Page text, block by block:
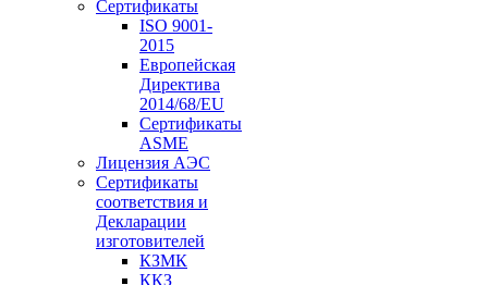
Сертификаты
ISO 9001-
2015
Европейская
Директива
2014/68/EU
Сертификаты
ASME
Лицензия АЭС
Сертификаты
соответствия и
Декларации
изготовителей
КЗМК
ККЗ